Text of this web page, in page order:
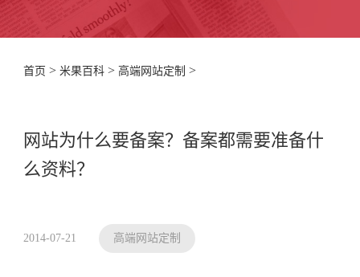
首页 > 米果百科 > 高端网站定制 >
网站为什么要备案？备案都需要准备什
么资料？
2014-07-21 高端网站定制